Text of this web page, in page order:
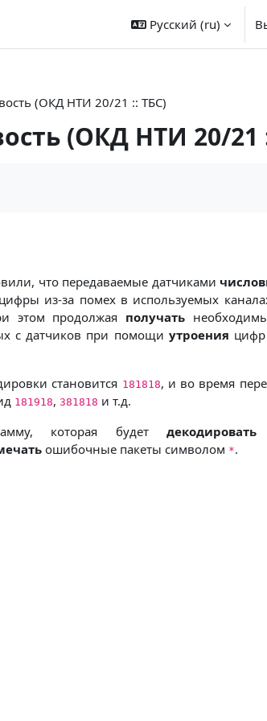
Русский ‎(ru)‎
(ОКД НТИ 20/21 :: ТБС)
(ОКД НТИ 20/21
что передаваемые датчиками
цифры из-за помех в используемых
этом продолжая получать
с датчиков при помощи утроения
становится 181818, и во время
181918, 381818 и т.д.
которая будет декодировать
ошибочные пакеты символом *.